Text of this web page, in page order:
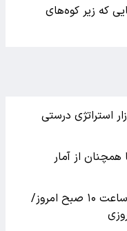
که زیر کوه‌های
استراتژی درستی
از آمار
اعمال محدودیت تردد در چالوس از ساعت ۱۰ صبح امروز/